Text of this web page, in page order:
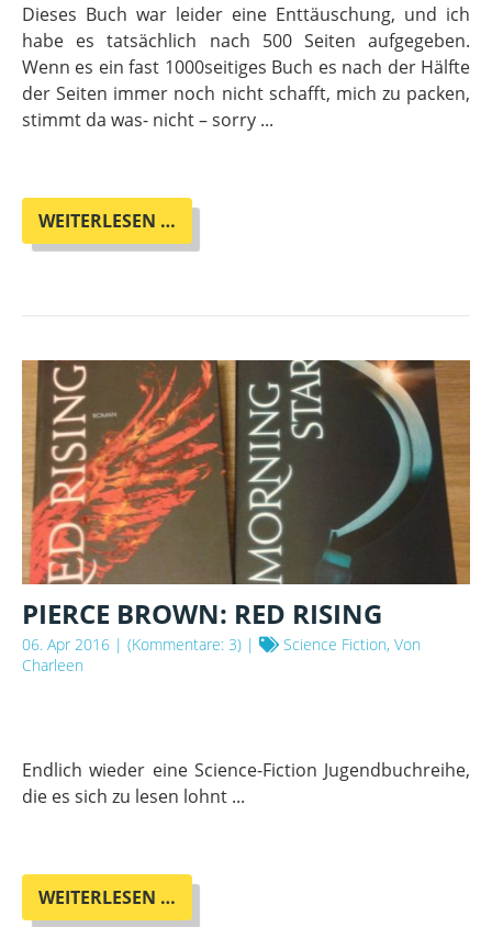
Dieses Buch war leider eine Enttäuschung, und ich
habe es tatsächlich nach 500 Seiten aufgegeben.
Wenn es ein fast 1000seitiges Buch es nach der Hälfte
der Seiten immer noch nicht schafft, mich zu packen,
stimmt da was- nicht – sorry ...
WEITERLESEN …
BRENNAN:
DER
INSEL
PIERCE BROWN: RED RISING
06. Apr 2016 | (Kommentare: 3) |
Science Fiction, Von
Charleen
Endlich wieder eine Science-Fiction Jugendbuchreihe,
die es sich zu lesen lohnt ...
WEITERLESEN …
BROWN: